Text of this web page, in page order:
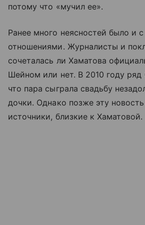
потому что «мучил ее».
Ранее много неясностей было и
отношениями. Журналисты и
сочеталась ли Хаматова
Шейном или нет. В 2010 году
что пара сыграла свадьбу
дочки. Однако позже эту
источники, близкие к Хаматовой.